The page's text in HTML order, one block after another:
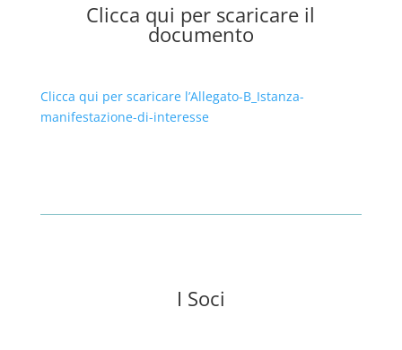
Clicca qui per scaricare il
documento
Clicca qui per scaricare l’Allegato-B_Istanza-
manifestazione-di-interesse
I Soci